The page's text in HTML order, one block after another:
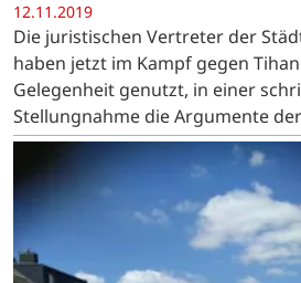
12.11.2019
Die juristischen Vertreter der
haben jetzt im Kampf gegen
Gelegenheit genutzt, in einer
Stellungnahme die Argumente
entkräften. Bevor es im Juni 2020
Gericht der…